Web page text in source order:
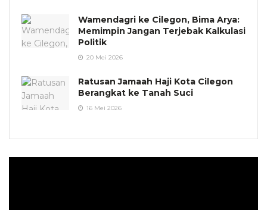
Wamendagri ke Cilegon, Bima Arya:
Memimpin Jangan Terjebak Kalkulasi
Politik
20 Mei 2026
Ratusan Jamaah Haji Kota Cilegon
Berangkat ke Tanah Suci
16 Mei 2026